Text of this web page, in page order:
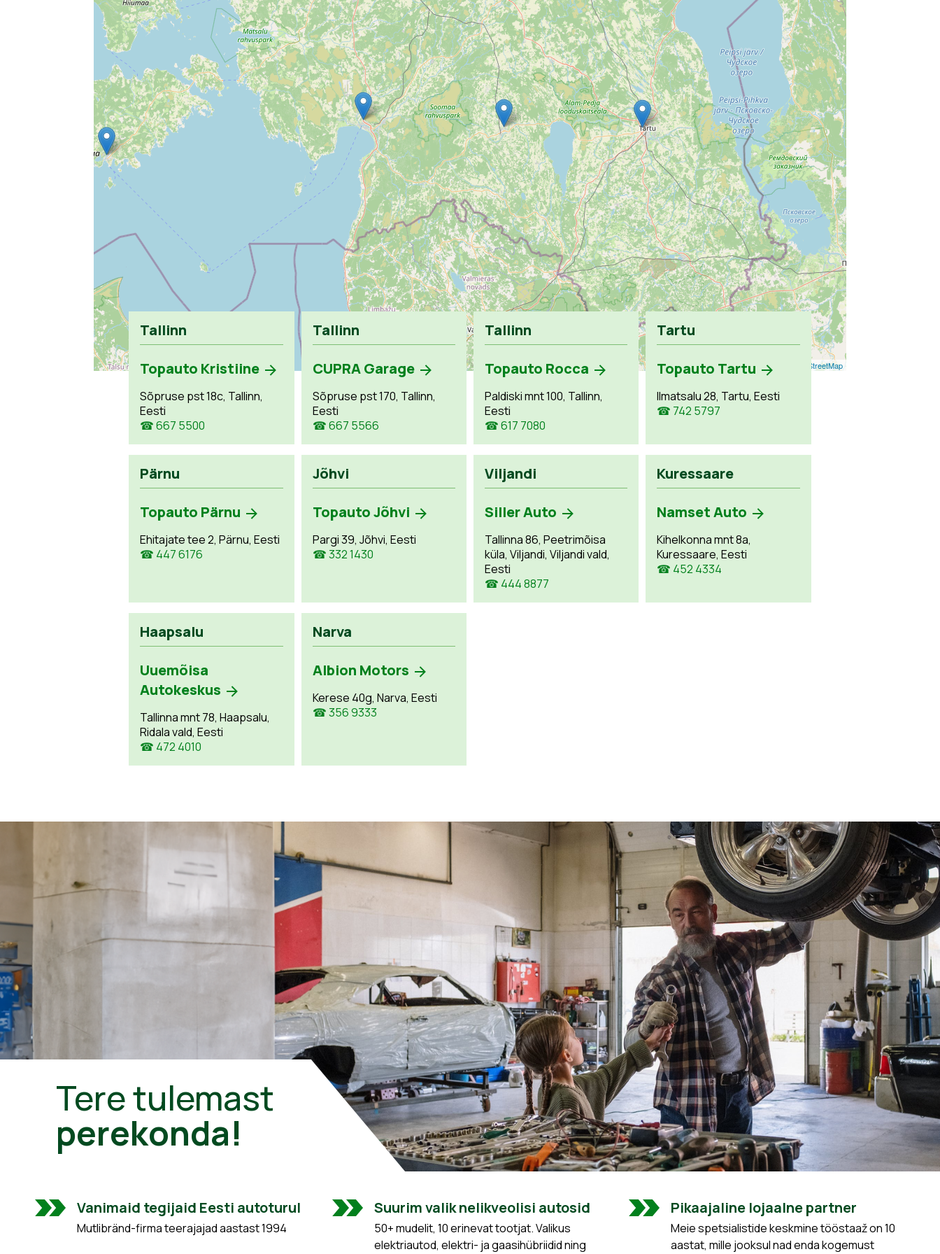
Leaflet OpenStreetMap
Tallinn
Topauto Kristiine
Sõpruse pst 18c, Tallinn,
Eesti
☎ 667 5500
Tallinn
CUPRA Garage
Sõpruse pst 170, Tallinn,
Eesti
☎ 667 5566
Tallinn
Topauto Rocca
Paldiski mnt 100, Tallinn,
Eesti
☎ 617 7080
Tartu
Topauto Tartu
Ilmatsalu 28, Tartu, Eesti
☎ 742 5797
Pärnu
Topauto Pärnu
Ehitajate tee 2, Pärnu, Eesti
☎ 447 6176
Jõhvi
Topauto Jõhvi
Pargi 39, Jõhvi, Eesti
☎ 332 1430
Viljandi
Siller Auto
Tallinna 86, Peetrimõisa
küla, Viljandi, Viljandi vald,
Eesti
☎ 444 8877
Kuressaare
Namset Auto
Kihelkonna mnt 8a,
Kuressaare, Eesti
☎ 452 4334
Haapsalu
Uuemõisa
Autokeskus
Tallinna mnt 78, Haapsalu,
Ridala vald, Eesti
☎ 472 4010
Narva
Albion Motors
Kerese 40g, Narva, Eesti
☎ 356 9333
Tere tulemast
perekonda!
Vanimaid tegijaid Eesti autoturul
Mutlibränd-firma teerajajad aastast 1994
Suurim valik nelikveolisi autosid
50+ mudelit, 10 erinevat tootjat. Valikus
elektriautod, elektri- ja gaasihübriidid ning
Pikaajaline lojaalne partner
Meie spetsialistide keskmine tööstaaž on 10
aastat, mille jooksul nad enda kogemust